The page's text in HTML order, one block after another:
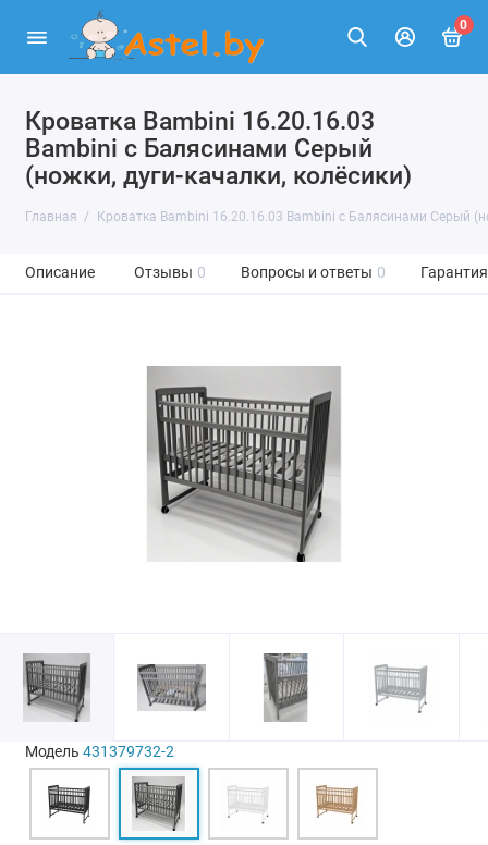
0
Кроватка Bambini 16.20.16.03
Bambini с Балясинами Серый
(ножки, дуги-качалки, колёсики)
Главная Кроватка Bambini 16.20.16.03 Bambini с Балясинами Серый
Описание Отзывы 0 Вопросы и ответы 0 Гарантия
Модель 431379732-2